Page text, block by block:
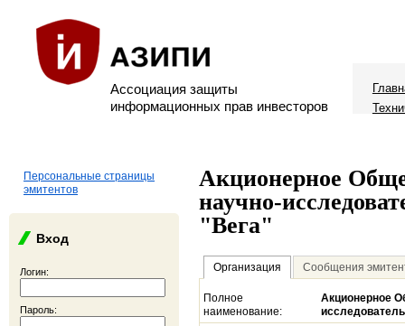
Ассоциация защиты
информационных прав инвесторов
Персональные страницы
эмитентов
Вход
Логин:
Пароль:
Акционерное
научно-
"Вега"
Организация Сообщения
Полное
наименование:
Акционерное